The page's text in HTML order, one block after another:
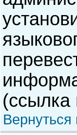
(ссылка
Вернуться